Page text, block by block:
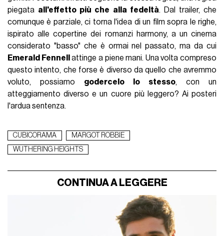
piegata all'effetto più che alla fedeltà. Dal trailer, che
comunque è parziale, ci torna l'idea di un film sopra le righe,
ispirato alle copertine dei romanzi harmony, a un cinema
considerato "basso" che è ormai nel passato, ma da cui
Emerald Fennell
attinge a piene mani. Una volta compreso
questo intento, che forse è diverso da quello che avremmo
voluto, possiamo godercelo lo stesso, con un
atteggiamento diverso e un cuore più leggero? Ai posteri
l'ardua sentenza.
CUBICORAMA
MARGOT ROBBIE
WUTHERING HEIGHTS
CONTINUA A LEGGERE